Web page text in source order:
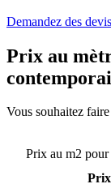
Demandez des devis
Prix au
Vous souhaitez
Prix au m2 pour